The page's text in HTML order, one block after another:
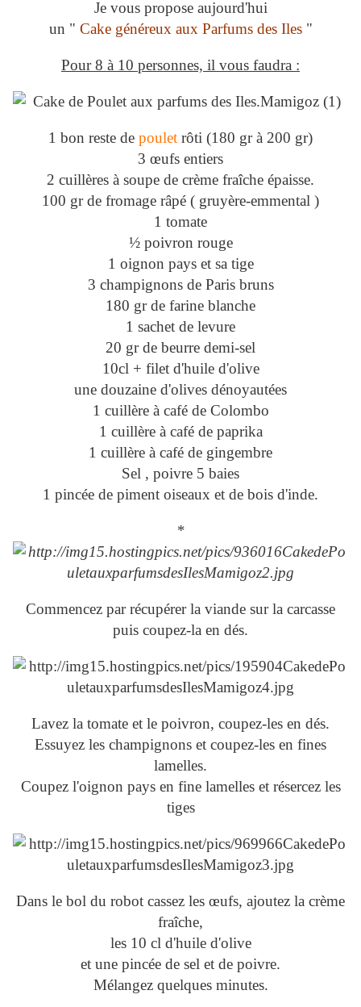
Je vous propose aujourd'hui
un " Cake généreux aux Parfums des Iles"
Pour 8 à 10 personnes, il vous faudra :
1 bon reste de poulet rôti (180 gr à 200 gr)
3 œufs entiers
2 cuillères à soupe de crème fraîche épaisse.
100 gr de fromage râpé ( gruyère-emmental )
1 tomate
½ poivron rouge
1 oignon pays et sa tige
3 champignons de Paris bruns
180 gr de farine blanche
1 sachet de levure
20 gr de beurre demi-sel
10cl + filet d'huile d'olive
une douzaine d'olives dénoyautées
1 cuillère à café de Colombo
1 cuillère à café de paprika
1 cuillère à café de gingembre
Sel , poivre 5 baies
1 pincée de piment oiseaux et de bois d'inde.
*
Commencez par récupérer la viande sur la carcasse
puis coupez-la en dés.
Lavez la tomate et le poivron, coupez-les en dés.
Essuyez les champignons et coupez-les en fines
lamelles.
Coupez l'oignon pays en fine lamelles et résercez les
tiges
Dans le bol du robot cassez les œufs, ajoutez la crème
fraîche,
les 10 cl d'huile d'olive
et une pincée de sel et de poivre.
Mélangez quelques minutes.